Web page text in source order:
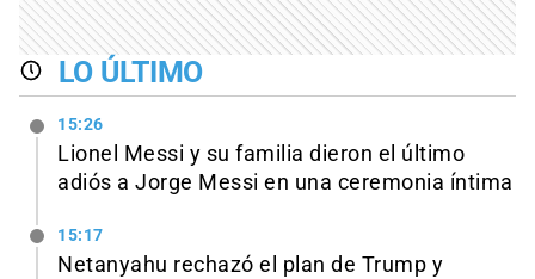
LO ÚLTIMO
15:26
Lionel Messi y su familia dieron el último
adiós a Jorge Messi en una ceremonia íntima
15:17
Netanyahu rechazó el plan de Trump y